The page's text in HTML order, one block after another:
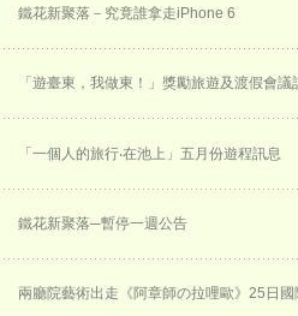
鐵花新聚落－究竟誰拿走iPhone 6
「遊臺東，我做東！」獎勵旅遊及渡假會議
「一個人的旅行‧在池上」五月份遊程訊息
鐵花新聚落─暫停一週公告
兩廳院藝術出走《阿章師の拉哩歐》25日